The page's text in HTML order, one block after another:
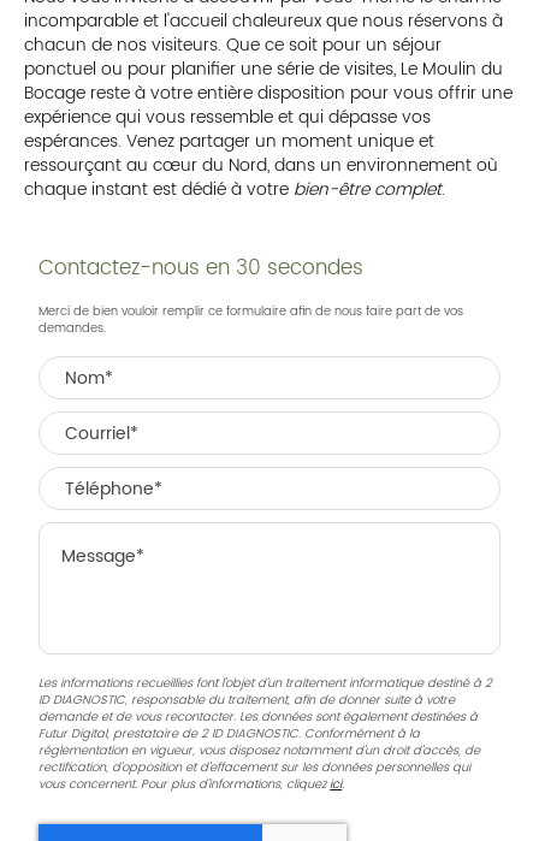
incomparable et l'accueil chaleureux que nous réservons à
chacun de nos visiteurs. Que ce soit pour un séjour
ponctuel ou pour planifier une série de visites, Le Moulin du
Bocage reste à votre entière disposition pour vous offrir une
expérience qui vous ressemble et qui dépasse vos
espérances. Venez partager un moment unique et
ressourçant au cœur du Nord, dans un environnement où
chaque instant est dédié à votre bien-être complet.
Contactez-nous en 30 secondes
Merci de bien vouloir remplir ce formulaire afin de nous faire part de vos
demandes.
Les informations recueillies font l’objet d’un traitement informatique destiné à2
ID DIAGNOSTIC, responsable du traitement, afin de donner suite à votre
demande et de vous recontacter. Les données sont également destinées à
Futur Digital, prestataire de 2 ID DIAGNOSTIC. Conformément à la
réglementation en vigueur, vous disposez notamment d'un droit d'accès, de
rectification, d'opposition et d'effacement sur les données personnelles qui
vous concernent. Pour plus d’informations, cliquezici.